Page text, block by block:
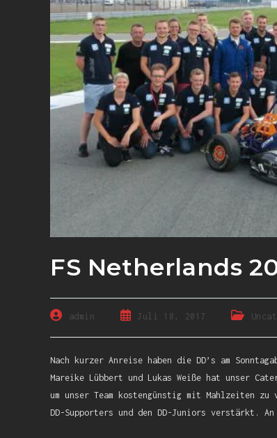
FS Netherlands
admin Juli 18, 2017
Nach kurzer Anreise haben die DD’s am
Mareike Lübbert und Lukas Weiße hat unser
um unser Team kostengünstig mit Mahlzeiten
DD-Supporters und den DD-Juniors verstärkt.